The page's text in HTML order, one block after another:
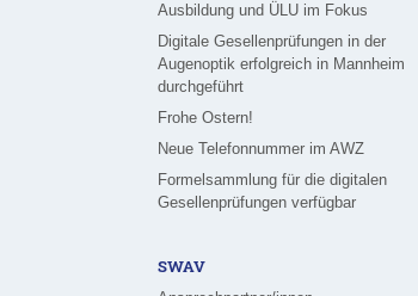
Ausbildung und ÜLU im Fokus
Digitale Gesellenprüfungen in der
Augenoptik erfolgreich in Mannheim
durchgeführt
Frohe Ostern!
Neue Telefonnummer im AWZ
Formelsammlung für die digitalen
Gesellenprüfungen verfügbar
SWAV